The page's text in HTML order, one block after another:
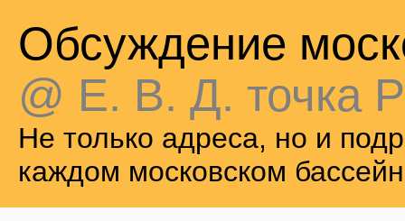
Обсуждение
@ Е. В. Д. точка
Не только адреса, но и
каждом московском